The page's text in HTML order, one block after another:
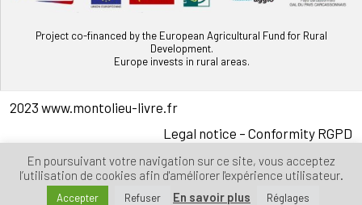
Project co-financed by the European Agricultural Fund for Rural
Development.
Europe invests in rural areas.
2023 www.montolieu-livre.fr
Legal notice – Conformity RGPD
En poursuivant votre navigation sur ce site, vous acceptez
l’utilisation de cookies afin d'améliorer l'expérience utilisateur.
Accepter Refuser En savoir plus Réglages
English